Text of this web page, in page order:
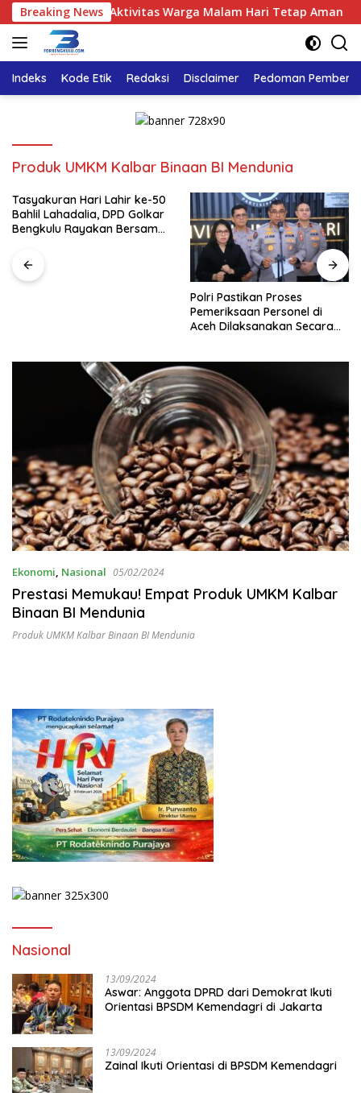
Langsung
ke
konten
Breaking News
Pastikan Aktivitas Warga Malam Hari Tetap Aman
Indeks Kode Etik Redaksi Disclaimer Pedoman
Produk UMKM Kalbar Binaan BI Mendunia
Tasyakuran Hari Lahir ke-50
Bahlil Lahadalia, DPD Golkar
Bengkulu Rayakan Bersama
Polri Pastikan Proses
Pemeriksaan Personel di
Aceh Dilaksanakan Secara
Ekonomi, Nasional 05/02/2024
Prestasi Memukau! Empat Produk UMKM Kalbar
Binaan BI Mendunia
Produk UMKM Kalbar Binaan BI Mendunia
Nasional
13/09/2024
Aswar: Anggota DPRD dari Demokrat Ikuti
Orientasi BPSDM Kemendagri di Jakarta
13/09/2024
Zainal Ikuti Orientasi di BPSDM Kemendagri